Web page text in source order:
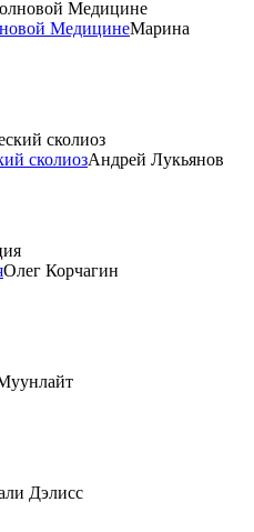
МедицинеМарина
сколиозАндрей Лукьянов
Олег Корчагин
Дэлисс